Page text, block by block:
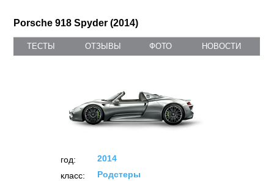
Porsche 918 Spyder (2014)
ТЕСТЫ ОТЗЫВЫ ФОТО НОВОСТИ
год:
2014
класс:
Родстеры